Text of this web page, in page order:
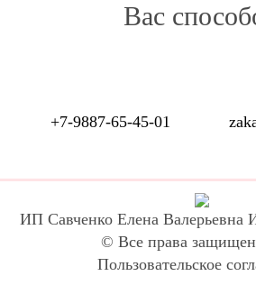
Вас
+7-9887-65-45-01
ИП Савченко Елена Валерьевна
© Все права
Пользовательское